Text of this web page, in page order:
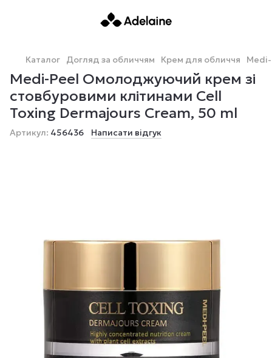
Каталог Догляд за обличчям Крем для обличчя
Medi-Peel Омолоджуючий крем зі
стовбуровими клітинами Cell
Toxing Dermajours Cream, 50 ml
Артикул: 456436 Написати відгук